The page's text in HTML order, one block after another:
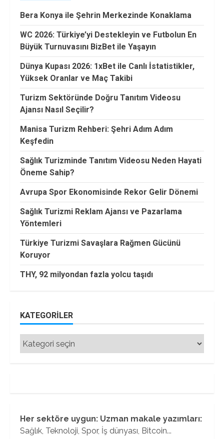
Bera Konya ile Şehrin Merkezinde Konaklama
WC 2026: Türkiye’yi Destekleyin ve Futbolun En
Büyük Turnuvasını BizBet ile Yaşayın
Dünya Kupası 2026: 1xBet ile Canlı İstatistikler,
Yüksek Oranlar ve Maç Takibi
Turizm Sektöründe Doğru Tanıtım Videosu
Ajansı Nasıl Seçilir?
Manisa Turizm Rehberi: Şehri Adım Adım
Keşfedin
Sağlık Turizminde Tanıtım Videosu Neden Hayati
Öneme Sahip?
Avrupa Spor Ekonomisinde Rekor Gelir Dönemi
Sağlık Turizmi Reklam Ajansı ve Pazarlama
Yöntemleri
Türkiye Turizmi Savaşlara Rağmen Gücünü
Koruyor
THY, 92 milyondan fazla yolcu taşıdı
KATEGORILER
Kategoriler
Her sektöre uygun: Uzman makale yazımları:
Sağlık, Teknoloji, Spor, İş dünyası, Bitcoin...